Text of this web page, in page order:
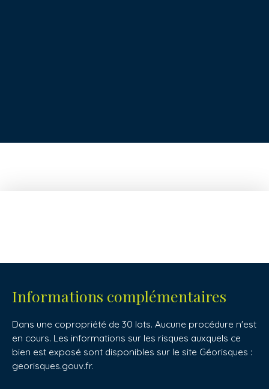
Informations complémentaires
Dans une copropriété de 30 lots. Aucune procédure n'est
en cours. Les informations sur les risques auxquels ce
bien est exposé sont disponibles sur le site Géorisques :
georisques.gouv.fr.